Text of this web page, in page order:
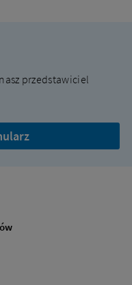
przedstawiciel